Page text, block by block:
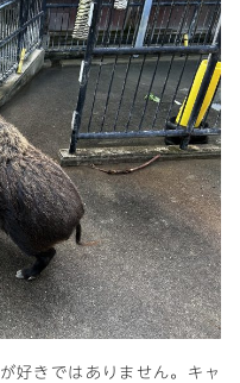
好きではありません。キャ